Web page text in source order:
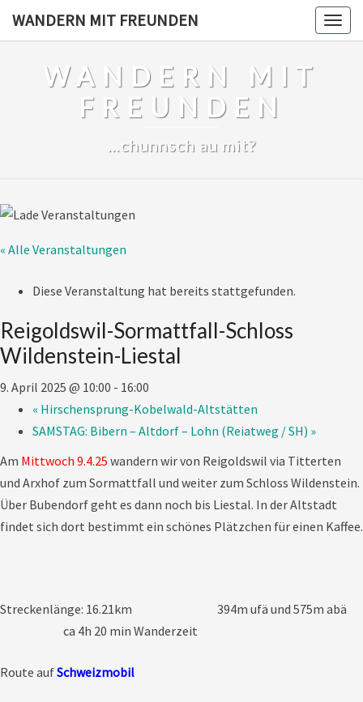
WANDERN MIT FREUNDEN
WANDERN MIT
FREUNDEN
…chunnsch au mit?
« Alle Veranstaltungen
Diese Veranstaltung hat bereits stattgefunden.
Reigoldswil-Sormattfall-Schloss
Wildenstein-Liestal
9. April 2025 @ 10:00 - 16:00
« Hirschensprung-Kobelwald-Altstätten
SAMSTAG: Bibern – Altdorf – Lohn (Reiatweg / SH) »
Am Mittwoch 9.4.25 wandern wir von Reigoldswil via Titterten
und Arxhof zum Sormattfall und weiter zum Schloss Wildenstein.
Über Bubendorf geht es dann noch bis Liestal. In der Altstadt
findet sich dort bestimmt ein schönes Plätzchen für einen Kaffee.
Streckenlänge: 16.21km 394m ufä und 575m abä
ca 4h 20 min Wanderzeit
Route aufSchweizmobil